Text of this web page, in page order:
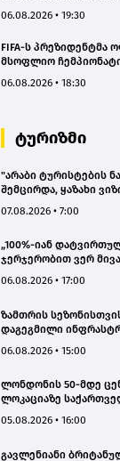
06.08.2026 • 19:30
FIFA-ს პრეზიდენტმა
მსოფლიო
06.08.2026 • 18:30
ტურიზმი
"არაბი ტურისტების
შემცირდა, ყაზახი
Hotel
07.08.2026 • 7:00
„100%-იან
ჯერჯერობით ვერ
გაუქმდა“ - Kobuleti
06.08.2026 • 17:00
ზამთრის
დაგეგმილი
გუდაურის ტურისტული
დარსალია
06.08.2026 • 15:00
ლონდონის 50-მდე
ლოკაციაზე
05.08.2026 • 16:00
გავლენიანი